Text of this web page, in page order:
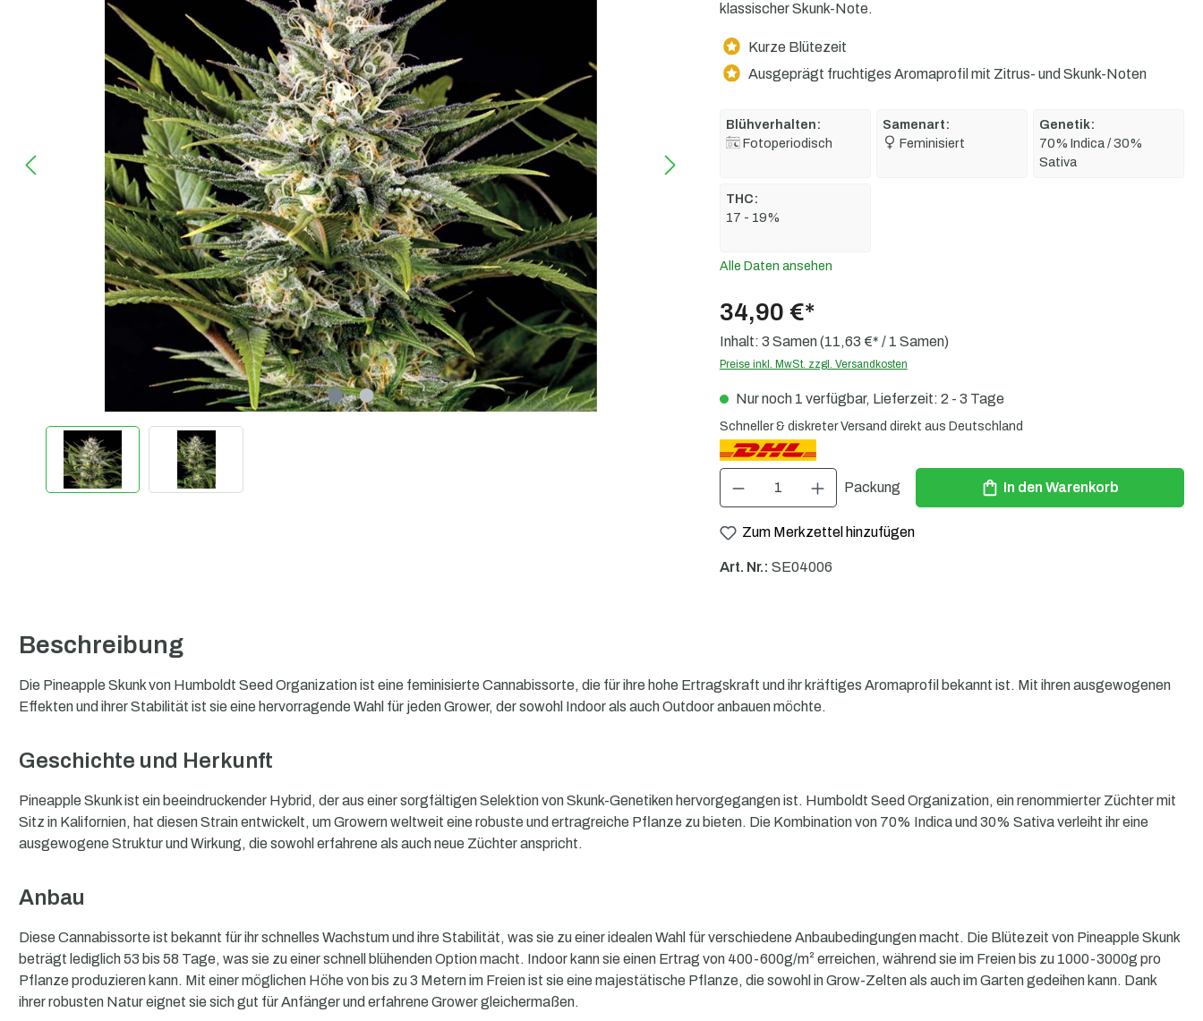
klassischer Skunk-Note.
Kurze Blütezeit
Ausgeprägt fruchtiges Aromaprofil mit Zitrus- und Skunk-Noten
Blühverhalten:
Fotoperiodisch
Samenart:
Feminisiert
Genetik:
70% Indica / 30%
Sativa
THC:
17 - 19%
Alle Daten ansehen
34,90 €*
Inhalt: 3 Samen(11,63 €* / 1 Samen)
Preise inkl. MwSt. zzgl. Versandkosten
Nur noch 1 verfügbar, Lieferzeit: 2 - 3 Tage
Schneller & diskreter Versand direkt aus Deutschland
Produkt Anzahl: Gib den gewünschten Wert ein oder benutze die Schaltflächen um die Anzahl zu
Packung In den Warenkorb
Zum Merkzettel hinzufügen
Art. Nr.: SE04006
Beschreibung
Die Pineapple Skunk von Humboldt Seed Organization ist eine feminisierte Cannabissorte, die für ihre hohe Ertragskraft und ihr kräftiges Aromaprofil bekannt ist. Mit ihren ausgewogenen
Effekten und ihrer Stabilität ist sie eine hervorragende Wahl für jeden Grower, der sowohl Indoor als auch Outdoor anbauen möchte.
Geschichte und Herkunft
Pineapple Skunk ist ein beeindruckender Hybrid, der aus einer sorgfältigen Selektion von Skunk-Genetiken hervorgegangen ist. Humboldt Seed Organization, ein renommierter Züchter mit
Sitz in Kalifornien, hat diesen Strain entwickelt, um Growern weltweit eine robuste und ertragreiche Pflanze zu bieten. Die Kombination von 70% Indica und 30% Sativa verleiht ihr eine
ausgewogene Struktur und Wirkung, die sowohl erfahrene als auch neue Züchter anspricht.
Anbau
Diese Cannabissorte ist bekannt für ihr schnelles Wachstum und ihre Stabilität, was sie zu einer idealen Wahl für verschiedene Anbaubedingungen macht. Die Blütezeit von Pineapple Skunk
beträgt lediglich 53 bis 58 Tage, was sie zu einer schnell blühenden Option macht. Indoor kann sie einen Ertrag von 400-600g/m² erreichen, während sie im Freien bis zu 1000-3000g pro
Pflanze produzieren kann. Mit einer möglichen Höhe von bis zu 3 Metern im Freien ist sie eine majestätische Pflanze, die sowohl in Grow-Zelten als auch im Garten gedeihen kann. Dank
ihrer robusten Natur eignet sie sich gut für Anfänger und erfahrene Grower gleichermaßen.